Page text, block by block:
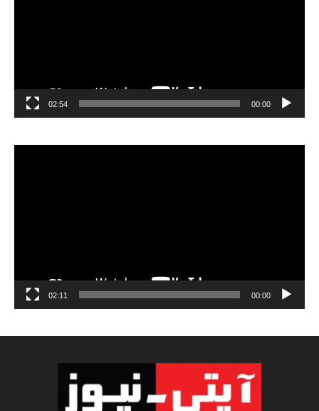
00:00
02:54
00:00
02:11